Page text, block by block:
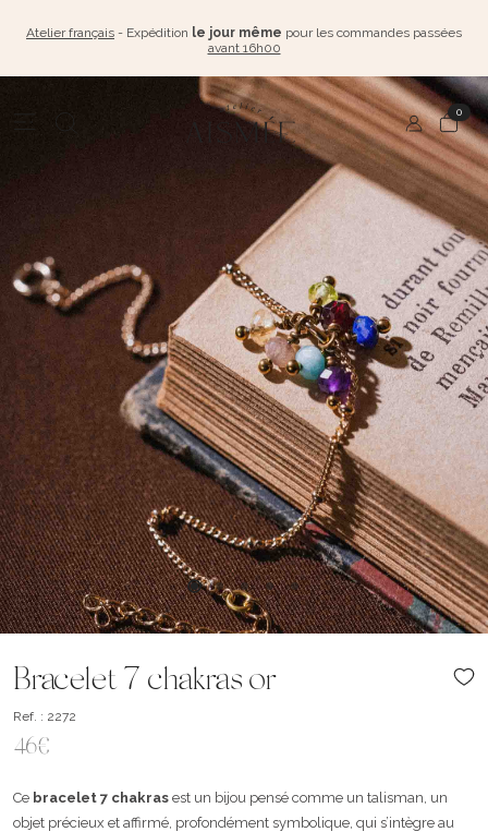
Atelier français - Expédition le jour même pour les commandes passées
avant 16h00
0
Bracelet 7 chakras or
Ref. : 2272
46€
Ce bracelet 7 chakras est un bijou pensé comme un talisman, un
objet précieux et affirmé, profondément symbolique, qui s’intègre au